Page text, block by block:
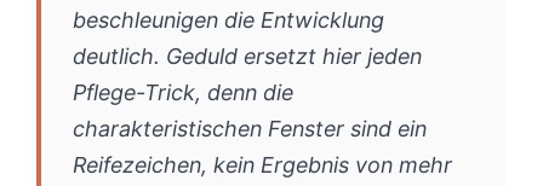
beschleunigen die Entwicklung
deutlich. Geduld ersetzt hier jeden
Pflege-Trick, denn die
charakteristischen Fenster sind ein
Reifezeichen, kein Ergebnis von mehr